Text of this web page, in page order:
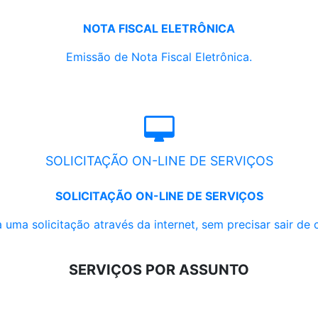
NOTA FISCAL ELETRÔNICA
Emissão de Nota Fiscal Eletrônica.
SOLICITAÇÃO ON-LINE DE SERVIÇOS
SOLICITAÇÃO ON-LINE DE SERVIÇOS
uma solicitação através da internet, sem precisar sair de
SERVIÇOS POR ASSUNTO